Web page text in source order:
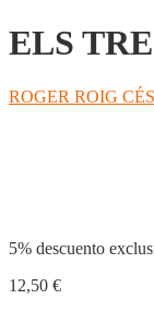
ELS
ROGER ROIG
5% descuento
12,50 €